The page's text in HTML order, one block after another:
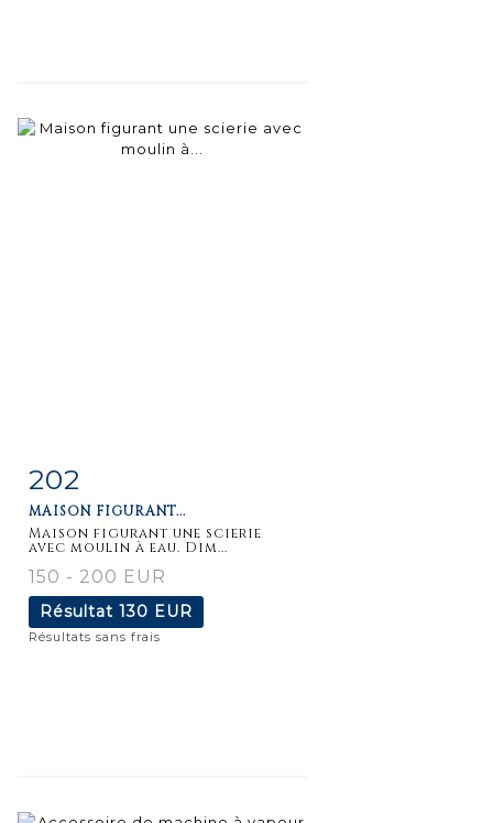
Fiche
202
MAISON FIGURANT...
Maison figurant une scierie
avec moulin à eau. Dim...
150 - 200 EUR
Résultat 130 EUR
Résultats sans frais